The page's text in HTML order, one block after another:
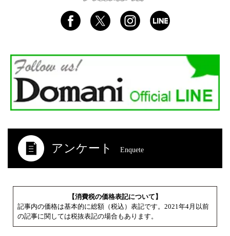
アンケート Enquete
【消費税の価格表記について】
記事内の価格は基本的に総額（税込）表記です。2021年4月以前
の記事に関しては税抜表記の場合もあります。